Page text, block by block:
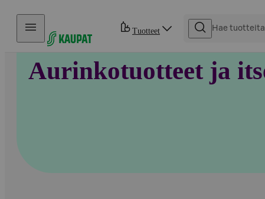
Hyppää sisältöön
Tuotteet
Aurinkotuotteet ja